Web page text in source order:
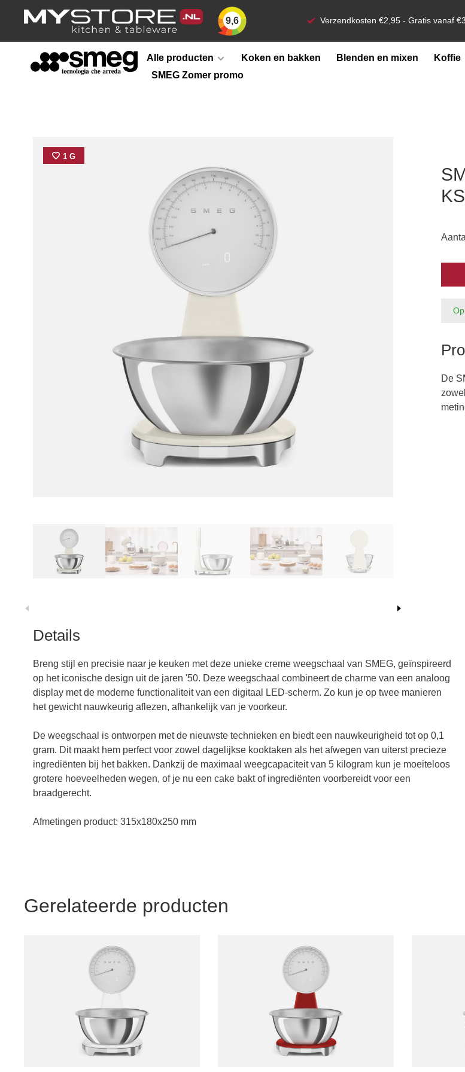
9,6 Verzendkosten €2,95 - Gratis vanaf
Alle producten Koken en bakken Blenden en mixen Koffie
SMEG Zomer promo
1 G
De
Details
Breng stijl en precisie naar je keuken met deze unieke creme weegschaal van SMEG, geïnspireerd
op het iconische design uit de jaren '50. Deze weegschaal combineert de charme van een analoog
display met de moderne functionaliteit van een digitaal LED-scherm. Zo kun je op twee manieren
het gewicht nauwkeurig aflezen, afhankelijk van je voorkeur.
De weegschaal is ontworpen met de nieuwste technieken en biedt een nauwkeurigheid tot op 0,1
gram. Dit maakt hem perfect voor zowel dagelijkse kooktaken als het afwegen van uiterst precieze
ingrediënten bij het bakken. Dankzij de maximaal weegcapaciteit van 5 kilogram kun je moeiteloos
grotere hoeveelheden wegen, of je nu een cake bakt of ingrediënten voorbereidt voor een
braadgerecht.
Afmetingen product: 315x180x250 mm
Gerelateerde producten